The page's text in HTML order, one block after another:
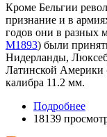
Кроме Бельгии
признание и в
годов они в разных
M1893) были
Нидерланды,
Латинской Америки
калибра 11.2 мм.
Подробнее
18139